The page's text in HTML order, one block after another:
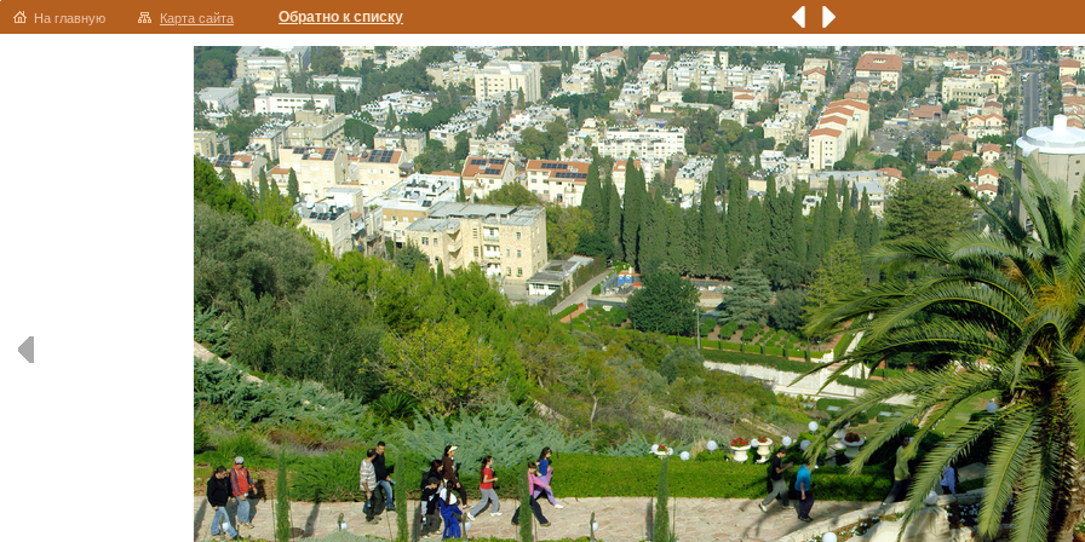
На главную Карта сайта Обратно к списку